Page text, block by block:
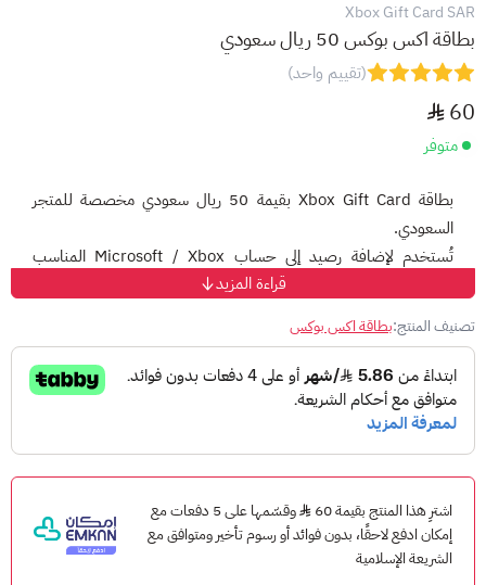
Xbox Gift Card SAR
بطاقة اكس بوكس 50 ريال سعودي
(تقييم واحد)
60
متوفر
بطاقة Xbox Gift Card بقيمة 50 ريال سعودي مخصصة للمتجر
السعودي.
تُستخدم لإضافة رصيد إلى حساب Microsoft / Xbox المناسب
هذه الفئة مناسبة لمن يريد رصيدًا بسيطًا لشراء إضافة رقمية، محتوى
داخل لعبة، أو تجميع رصيد لعملية شراء أكبر.
طريقة الاستخدام
سجّل الدخول إلى حساب Microsoft أو Xbox الخاص بك.
تأكد أن الحساب مناسب للمتجر السعودي.
افتح صفحة الاسترداد.
أدخل كود البطاقة المكوّن من 25 حرفًا.
اتبع التعليمات حتى تتم إضافة الرصيد إلى حسابك.
قراءة المزيد
تصنيف المنتج:بطاقة اكس بوكس
اشترِ هذا المنتج بقيمة 60
وقسّمها على 5 دفعات مع
إمكان ادفع لاحقًا، بدون فوائد أو رسوم تأخير ومتوافق مع
الشريعة الإسلامية